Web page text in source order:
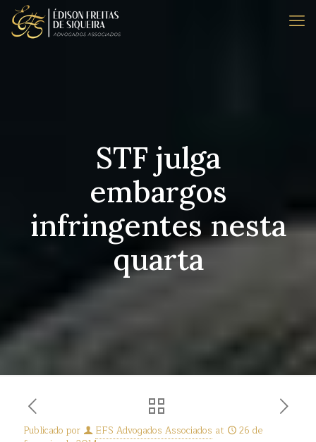
STF julga
embargos
infringentes nesta
quarta
Publicado por EFS Advogados Associados at
26 de